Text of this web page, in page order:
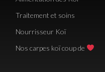
Traitement et soins
Nourrisseur Koï
Nos carpes koï coup de